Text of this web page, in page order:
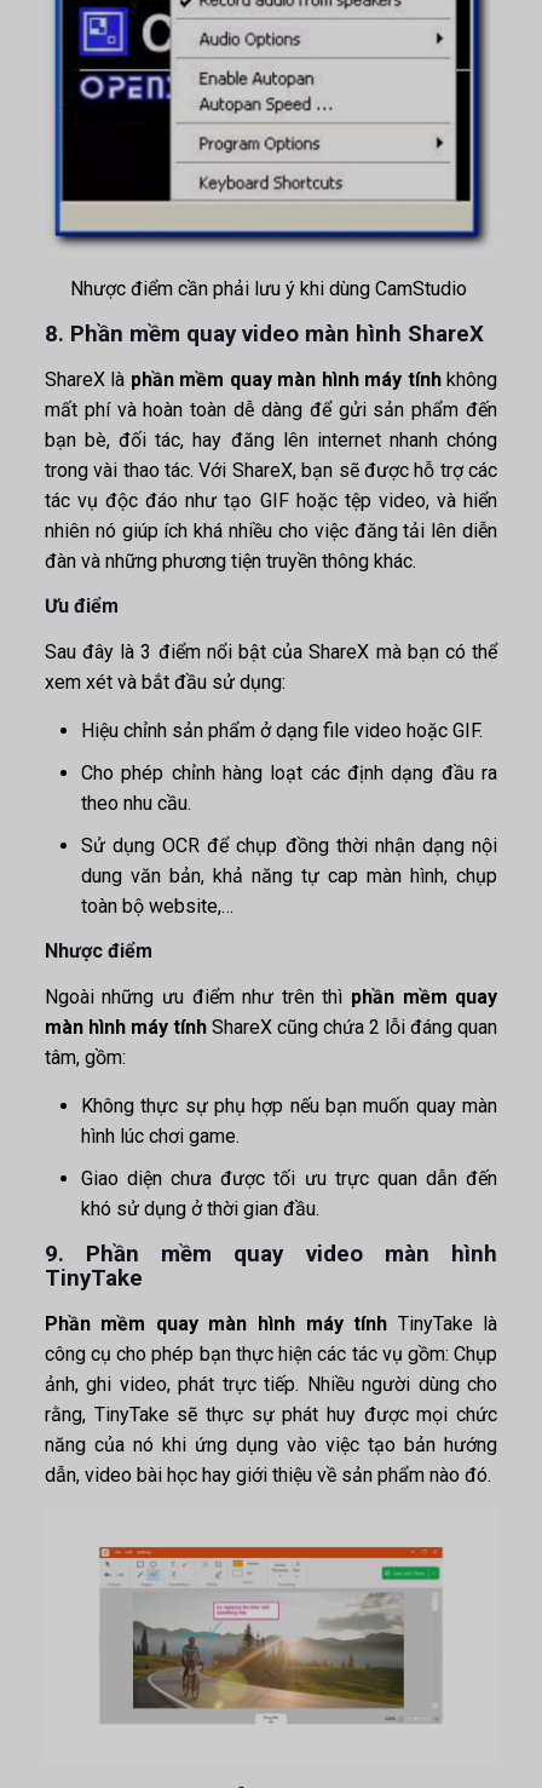
Nhược điểm cần phải lưu ý khi dùng CamStudio
8. Phần mềm quay video màn hình ShareX
ShareX là phần mềm quay màn hình máy tínhkhông
mất phí và hoàn toàn dễ dàng để gửi sản phẩm đến
bạn bè, đối tác, hay đăng lên internet nhanh chóng
trong vài thao tác. Với ShareX, bạn sẽ được hỗ trợ các
tác vụ độc đáo như tạo GIF hoặc tệp video, và hiển
nhiên nó giúp ích khá nhiều cho việc đăng tải lên diễn
đàn và những phương tiện truyền thông khác.
Ưu điểm
Sau đây là 3 điểm nổi bật của ShareX mà bạn có thể
xem xét và bắt đầu sử dụng:
Hiệu chỉnh sản phẩm ở dạng file video hoặc GIF.
Cho phép chỉnh hàng loạt các định dạng đầu ra
theo nhu cầu.
Sử dụng OCR để chụp đồng thời nhận dạng nội
dung văn bản, khả năng tự cap màn hình, chụp
toàn bộ website,…
Nhược điểm
Ngoài những ưu điểm như trên thì phần mềm quay
màn hình máy tínhShareX cũng chứa 2 lỗi đáng quan
tâm, gồm:
Không thực sự phụ hợp nếu bạn muốn quay màn
hình lúc chơi game.
Giao diện chưa được tối ưu trực quan dẫn đến
khó sử dụng ở thời gian đầu.
9. Phần mềm quay video màn hình
TinyTake
Phần mềm quay màn hình máy tính TinyTake là
công cụ cho phép bạn thực hiện các tác vụ gồm: Chụp
ảnh, ghi video, phát trực tiếp. Nhiều người dùng cho
rằng, TinyTake sẽ thực sự phát huy được mọi chức
năng của nó khi ứng dụng vào việc tạo bản hướng
dẫn, video bài học hay giới thiệu về sản phẩm nào đó.